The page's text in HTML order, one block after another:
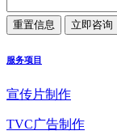
服务项目
宣传片制作
TVC广告制作